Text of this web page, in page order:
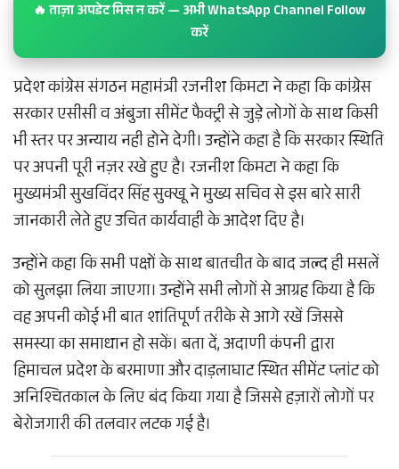
🔥 ताज़ा अपडेट मिस न करें — अभी WhatsApp Channel Follow
करें
प्रदेश कांग्रेस संगठन महामंत्री रजनीश किमटा ने कहा कि कांग्रेस
सरकार एसीसी व अंबुजा सीमेंट फैक्ट्री से जुड़े लोगों के साथ किसी
भी स्तर पर अन्याय नही होने देगी। उन्होंने कहा है कि सरकार स्थिति
पर अपनी पूरी नज़र रखे हुए है। रजनीश किमटा ने कहा कि
मुख्यमंत्री सुखविंदर सिंह सुक्खू ने मुख्य सचिव से इस बारे सारी
जानकारी लेते हुए उचित कार्यवाही के आदेश दिए है।
उन्होंने कहा कि सभी पक्षों के साथ बातचीत के बाद जल्द ही मसलें
को सुलझा लिया जाएगा। उन्होंने सभी लोगों से आग्रह किया है कि
वह अपनी कोई भी बात शांतिपूर्ण तरीके से आगे रखें जिससे
समस्या का समाधान हो सकें। बता दें, अदाणी कंपनी द्वारा
हिमाचल प्रदेश के बरमाणा और दाड़लाघाट स्थित सीमेंट प्लांट को
अनिश्चितकाल के लिए बंद किया गया है जिससे हज़ारों लोगों पर
बेरोजगारी की तलवार लटक गई है।